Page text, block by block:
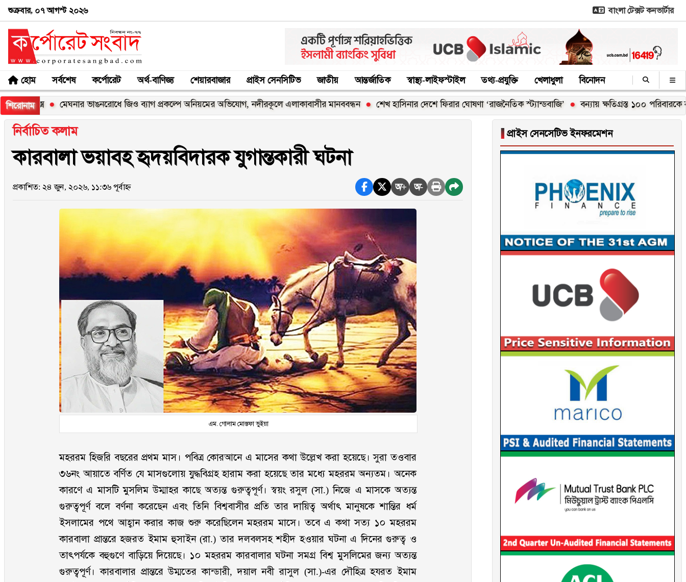
শুক্রবার, ০৭ আগস্ট ২০২৬ বাংলা টেক্সট কনভার্টার
হোম সর্বশেষ কর্পোরেট অর্থ-বাণিজ্য শেয়ারবাজার প্রাইস সেনসিটিভ জাতীয় আন্তর্জাতিক স্বাস্থ্য-লাইফস্টাইল তথ্য-প্রযুক্তি খেলাধুলা বিনোদন
শিরোনাম
মেঘনার ভাঙনরোধে জিও ব্যাগ প্রকল্পে অনিয়মের অভিযোগ, নদীরকূলে এলাকাবাসীর মানববন্ধন শেখ হাসিনার দেশে ফিরার ঘোষণা ‘রাজনৈতিক স্ট্যান্ডবাজি’ বন্যায় ক্ষতিগ্রস্ত ১০০ পরিবারকে নতুন ঘর দেবেন
নির্বাচিত কলাম
কারবালা ভয়াবহ হৃদয়বিদারক যুগান্তকারী ঘটনা
প্রকাশিত: ২৪ জুন, ২০২৬, ১১:৩৬ পূর্বাহ্ন অ+ অ-
এম. গোলাম মোস্তফা ভুইয়া
মহররম হিজরি বছরের প্রথম মাস। পবিত্র কোরআনে এ মাসের কথা উল্লেখ করা হয়েছে। সুরা তওবার
৩৬নং আয়াতে বর্ণিত যে মাসগুলোয় যুদ্ধবিগ্রহ হারাম করা হয়েছে তার মধ্যে মহররম অন্যতম। অনেক
কারণে এ মাসটি মুসলিম উম্মাহর কাছে অত্যন্ত গুরুত্বপূর্ণ। স্বয়ং রসুল (সা.) নিজে এ মাসকে অত্যন্ত
গুরুত্বপূর্ণ বলে বর্ণনা করেছেন এবং তিনি বিশ্ববাসীর প্রতি তার দায়িত্ব অর্থাৎ মানুষকে শান্তির ধর্ম
ইসলামের পথে আহ্বান করার কাজ শুরু করেছিলেন মহররম মাসে। তবে এ কথা সত্য ১০ মহররম
কারবালা প্রান্তরে হজরত ইমাম হুসাইন (রা.) তার দলবলসহ শহীদ হওয়ার ঘটনা এ দিনের গুরুত্ব ও
তাৎপর্যকে বহুগুণে বাড়িয়ে দিয়েছে। ১০ মহররম কারবালার ঘটনা সমগ্র বিশ্ব মুসলিমের জন্য অত্যন্ত
গুরুত্বপূর্ণ। কারবালার প্রান্তরে উম্মতের কান্ডারী, দয়াল নবী রাসুল (সা.)-এর দৌহিত্র হযরত ইমাম
▐ প্রাইস সেনসেটিভ ইনফরমেশন